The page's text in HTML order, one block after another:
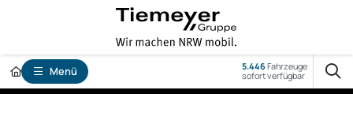
Menü 5.446Fahrzeuge
sofort verfügbar